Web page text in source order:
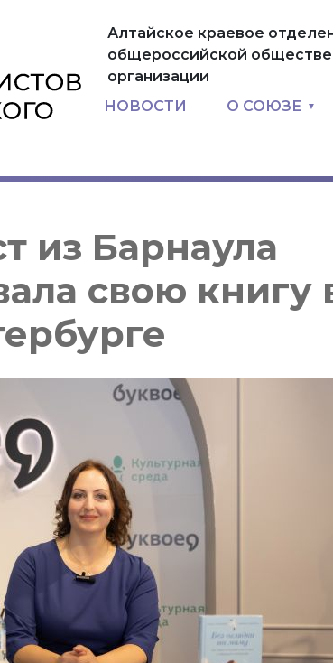
Алтайское краевое
общероссийской
организации
НОВОСТИ О СОЮЗЕ
из Барнаула
свою книгу